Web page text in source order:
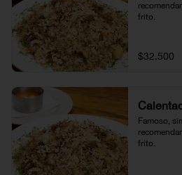
frito.
$32.500
Famoso,
frito.